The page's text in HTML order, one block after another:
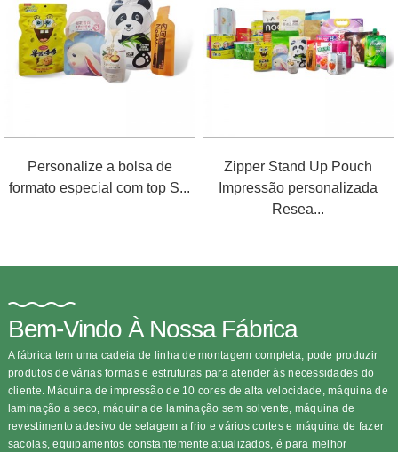
Personalize a bolsa de
formato especial com top S...
Zipper Stand Up Pouch
Impressão personalizada
Resea...
Bem-Vindo À Nossa Fábrica
A fábrica tem uma cadeia de linha de montagem completa, pode produzir
produtos de várias formas e estruturas para atender às necessidades do
cliente. Máquina de impressão de 10 cores de alta velocidade, máquina de
laminação a seco, máquina de laminação sem solvente, máquina de
revestimento adesivo de selagem a frio e vários cortes e máquina de fazer
sacolas, equipamentos constantemente atualizados, é para melhor